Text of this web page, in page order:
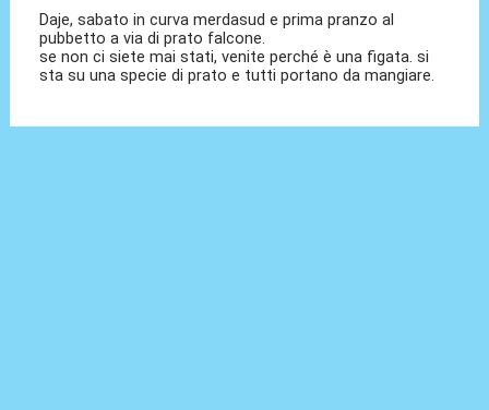
Daje, sabato in curva merdasud e prima pranzo al
pubbetto a via di prato falcone.
se non ci siete mai stati, venite perché è una figata. si
sta su una specie di prato e tutti portano da mangiare.